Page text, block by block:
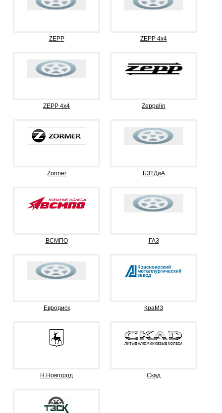
ZEPP ZEPP 4x4
ZEPP 4х4 Zeppelin
Zormer БЗТДиА
ВСМПО ГАЗ
Евродиск КраМЗ
Н.Новгород Скад